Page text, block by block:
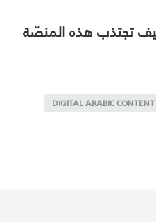
تجتذب هذه المنصّة
DIGITAL ARABIC CONTENT